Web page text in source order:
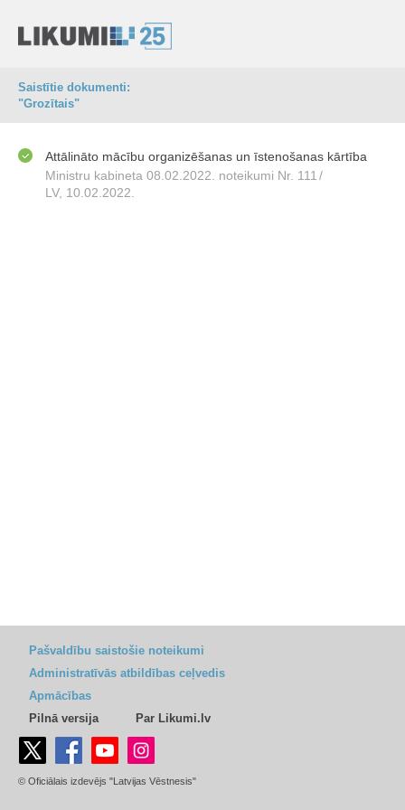
Saistītie dokumenti:
"Grozītais"
Attālināto mācību organizēšanas un īstenošanas kārtība
Ministru kabineta 08.02.2022. noteikumi Nr. 111 /
LV, 10.02.2022.
Pašvaldību saistošie noteikumi
Administratīvās atbildības ceļvedis
Apmācības
Pilnā versija
Par Likumi.lv
© Oficiālais izdevējs "Latvijas Vēstnesis"